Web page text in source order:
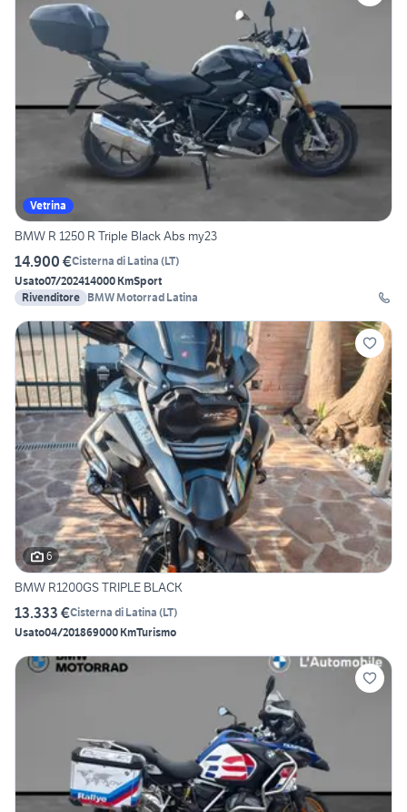
Vetrina
BMW R 1250 R Triple Black Abs my23
14.900 €Cisterna di Latina (LT)
Usato07/202414000 KmSport
Rivenditore BMW Motorrad Latina
6
BMW R1200GS TRIPLE BLACK
13.333 €Cisterna di Latina (LT)
Usato04/201869000 KmTurismo